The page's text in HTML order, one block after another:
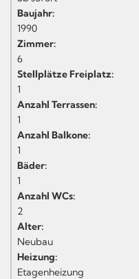
Baujahr:
1990
Zimmer:
6
Stellplätze Freiplatz:
1
Anzahl Terrassen:
1
Anzahl Balkone:
1
Bäder:
1
Anzahl WCs:
2
Alter:
Neubau
Heizung:
Etagenheizung